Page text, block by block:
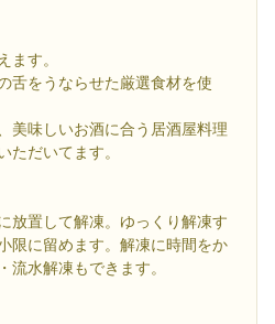
ます。
舌をうならせた厳選食材を使
美味しいお酒に合う居酒屋料理
ただいてます。
放置して解凍。ゆっくり解凍す
限に留めます。解凍に時間をか
流水解凍もできます。